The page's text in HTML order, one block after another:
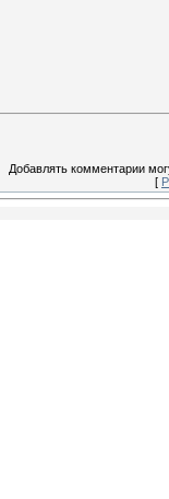
Добавлять комментарии
[